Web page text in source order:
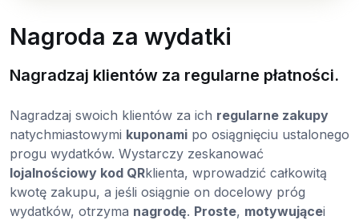
Nagroda za wydatki
Nagradzaj klientów za regularne płatności.
Nagradzaj swoich klientów za ich regularne zakupy
natychmiastowymi kuponami po osiągnięciu ustalonego
progu wydatków. Wystarczy zeskanować
lojalnościowy kod QRklienta, wprowadzić całkowitą
kwotę zakupu, a jeśli osiągnie on docelowy próg
wydatków, otrzyma nagrodę. Proste, motywującei